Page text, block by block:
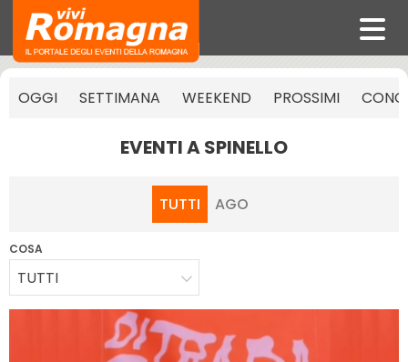
OGGI SETTIMANA WEEKEND PROSSIMI
EVENTI A SPINELLO
TUTTI AGO
COSA
TUTTI